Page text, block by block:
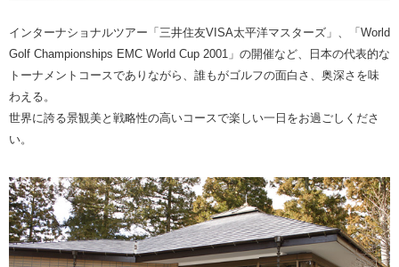
インターナショナルツアー「三井住友VISA太平洋マスターズ」、「World
Golf Championships EMC World Cup 2001」の開催など、日本の代表的な
トーナメントコースでありながら、誰もがゴルフの面白さ、奥深さを味
わえる。
世界に誇る景観美と戦略性の高いコースで楽しい一日をお過ごしくださ
い。